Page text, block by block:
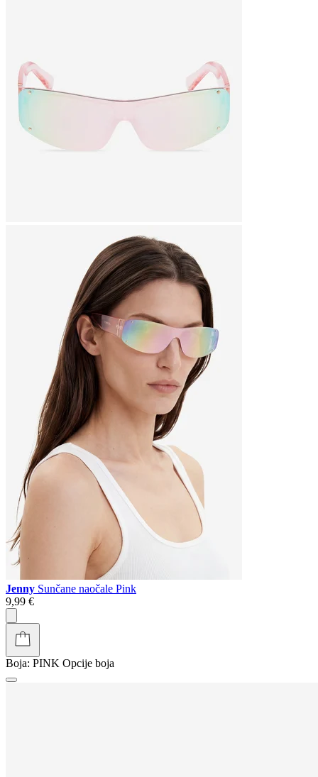
Jenny Sunčane naočale Pink
9,99 €
Boja: PINK Opcije boja